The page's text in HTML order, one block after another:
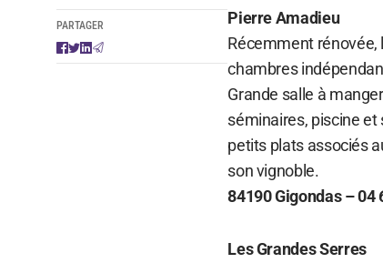
PARTAGER
Pierre Amadieu
Récemment rénovée,
chambres
Grande salle à
séminaires, piscine et
petits plats associés
son vignoble.
84190 Gigondas – 04
Les Grandes Serres